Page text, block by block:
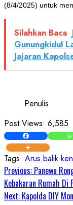
(8/4/2025) untuk
Silahkan Baca
Gunungkidul
Jajaran
Penulis
Post Views: 6,585
Tags: Arus balik
Continue
Reading
Previous: Panewu
Kebakaran Rumah Di
Next: Kapolda DIY